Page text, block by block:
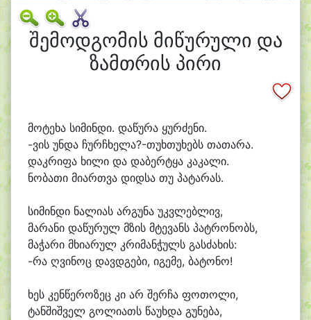
შემოდგომის მიწურული და
ზამთრის პირი
მოტეხა სიმინდი. დაწურა ყურძენი.
-ვის უნდა ჩურჩხელა?-თუხთუხებს თათარა.
დაკრიფა ხილი და დაბერტყა კაკალი.
ნობათი მიართვა დიდსა თუ პატარას.
სიმინდი ნალიას არგუნა უკვლებლივ,
მარანი დაწურულ მზის მტევანს პატრონობს,
მაჭარი მხიარულ კრიმანჭულს გასძახის:
-რა ღვინოც დავდგები, იგემე, ბატონო!
ხეს კენწეროზეც კი არ შერჩა ფოთოლი,
ტანშიშველ გოლიათს წაუხდა გუნება,